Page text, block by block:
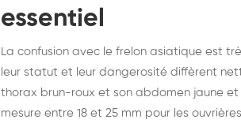
essentiel
La confusion avec le frelon asiatique est
leur statut et leur dangerosité diffèrent
thorax brun-roux et son abdomen jaune et
mesure entre 18 et 25 mm pour les